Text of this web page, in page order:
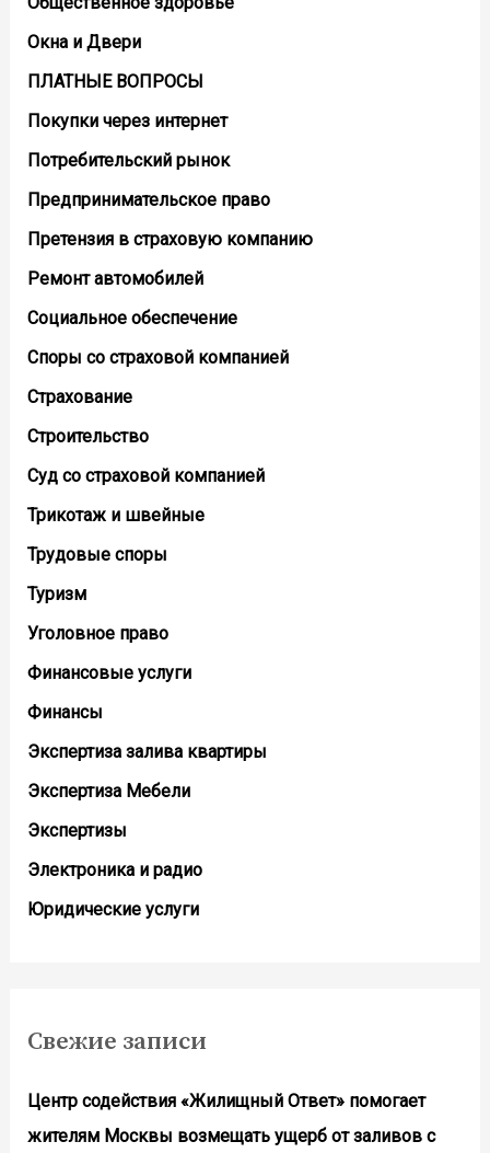
Окна и Двери
ПЛАТНЫЕ ВОПРОСЫ
Покупки через интернет
Потребительский рынок
Предпринимательское право
Претензия в страховую компанию
Ремонт автомобилей
Социальное обеспечение
Споры со страховой компанией
Страхование
Строительство
Суд со страховой компанией
Трикотаж и швейные
Трудовые споры
Туризм
Уголовное право
Финансовые услуги
Финансы
Экспертиза залива квартиры
Экспертиза Мебели
Экспертизы
Электроника и радио
Юридические услуги
Свежие записи
Центр содействия «Жилищный Ответ» помогает
жителям Москвы возмещать ущерб от заливов с